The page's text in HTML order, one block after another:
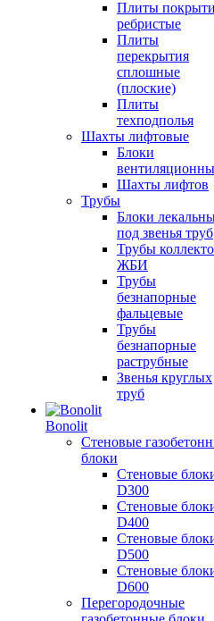
Плиты
ребристые
Плиты
перекрытия
сплошные
(плоские)
Плиты
техподполья
Шахты лифтовые
Блоки
Шахты лифтов
Трубы
Блоки
под звенья труб
Трубы
ЖБИ
Трубы
безнапорные
фальцевые
Трубы
безнапорные
раструбные
Звенья круглых
труб
Bonolit
Стеновые
блоки
Стеновые
D300
Стеновые
D400
Стеновые
D500
Стеновые
D600
Перегородочные